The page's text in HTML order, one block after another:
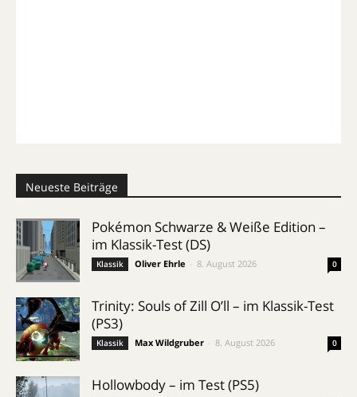
Neueste Beiträge
Pokémon Schwarze & Weiße Edition –
im Klassik-Test (DS)
Klassik Oliver Ehrle 8. August 2026 0
Trinity: Souls of Zill O’ll – im Klassik-Test
(PS3)
Klassik Max Wildgruber 8. August 2026 0
Hollowbody – im Test (PS5)